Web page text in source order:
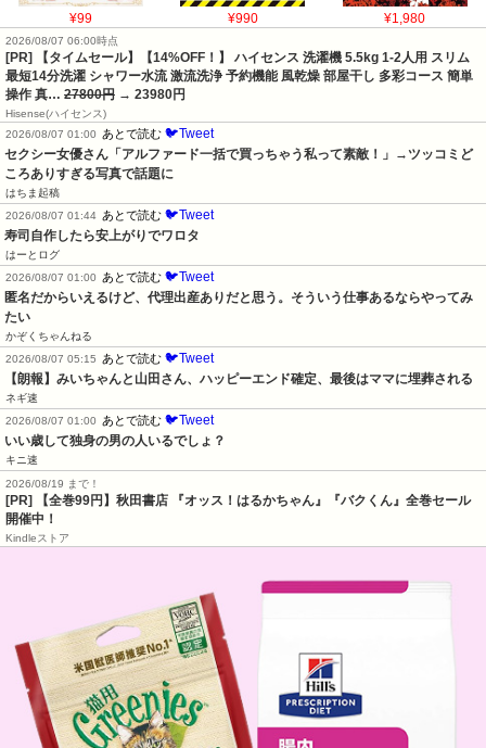
¥99 ¥990 ¥1,980
2026/08/07 06:00時点
[PR] 【タイムセール】【14%OFF！】 ハイセンス 洗濯機 5.5kg 1-2人用 スリム
最短14分洗濯 シャワー水流 激流洗浄 予約機能 風乾燥 部屋干し 多彩コース 簡単
操作 真… 27800円 → 23980円
Hisense(ハイセンス)
2026/08/07 01:00
あとで読む 🐦Tweet
セクシー女優さん「アルファード一括で買っちゃう私って素敵！」→ツッコミど
ころありすぎる写真で話題に
はちま起稿
2026/08/07 01:44 あとで読む 🐦Tweet
寿司自作したら安上がりでワロタ
はーとログ
2026/08/07 01:00
あとで読む 🐦Tweet
匿名だからいえるけど、代理出産ありだと思う。そういう仕事あるならやってみ
たい
かぞくちゃんねる
2026/08/07 05:15
あとで読む 🐦Tweet
【朗報】みいちゃんと山田さん、ハッピーエンド確定、最後はママに埋葬される
ネギ速
2026/08/07 01:00
あとで読む 🐦Tweet
いい歳して独身の男の人いるでしょ？
キニ速
2026/08/19 まで！
[PR]
【全巻99円】秋田書店 『オッス！はるかちゃん』『バクくん』全巻セール
開催中！
Kindleストア